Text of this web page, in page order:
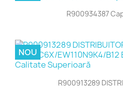
R900934387
R900913289
NOU